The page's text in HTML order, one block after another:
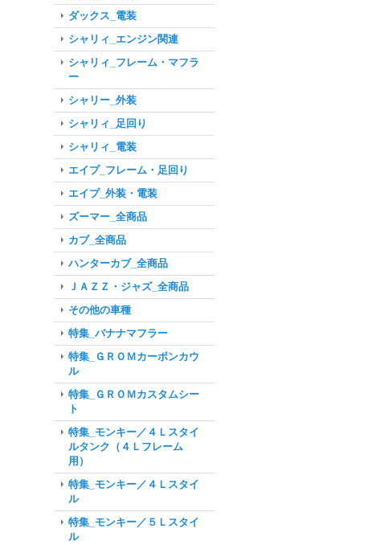
ダックス_電装
シャリィ_エンジン関連
シャリィ_フレーム・マフラ
ー
シャリー_外装
シャリィ_足回り
シャリィ_電装
エイプ_フレーム・足回り
エイプ_外装・電装
ズーマー_全商品
カブ_全商品
ハンターカブ_全商品
ＪＡＺＺ・ジャズ_全商品
その他の車種
特集_バナナマフラー
特集_ＧＲＯＭカーボンカウ
ル
特集_ＧＲＯＭカスタムシー
ト
特集_モンキー／４Ｌスタイ
ルタンク（４Ｌフレーム
用）
特集_モンキー／４Ｌスタイ
ル
特集_モンキー／５Ｌスタイ
ル